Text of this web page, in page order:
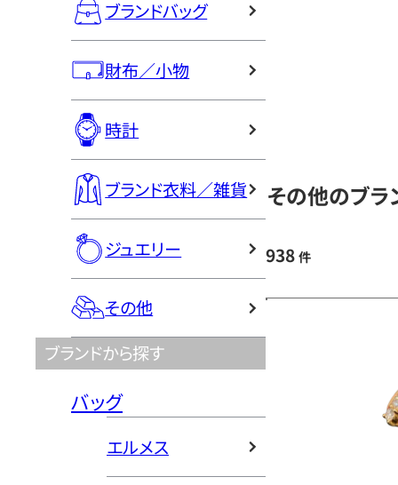
ブランドバッグ
財布／小物
時計
ブランド衣料／雑貨
ジュエリー
その他
ブランドから探す
バッグ
エルメス
その他のブラ
938 件